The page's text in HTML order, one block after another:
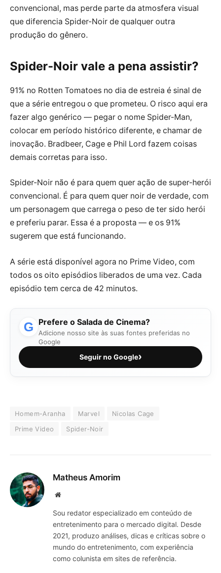
convencional, mas perde parte da atmosfera visual
que diferencia Spider-Noir de qualquer outra
produção do gênero.
Spider-Noir vale a pena assistir?
91% no Rotten Tomatoes no dia de estreia é sinal de
que a série entregou o que prometeu. O risco aqui era
fazer algo genérico — pegar o nome Spider-Man,
colocar em período histórico diferente, e chamar de
inovação. Bradbeer, Cage e Phil Lord fazem coisas
demais corretas para isso.
Spider-Noir não é para quem quer ação de super-herói
convencional. É para quem quer noir de verdade, com
um personagem que carrega o peso de ter sido herói
e preferiu parar. Essa é a proposta — e os 91%
sugerem que está funcionando.
A série está disponível agora no Prime Video, com
todos os oito episódios liberados de uma vez. Cada
episódio tem cerca de 42 minutos.
G Prefere o Salada de Cinema?
Adicione nosso site às suas fontes preferidas no
Google
Seguir no Google›
Homem-Aranha Marvel
Nicolas Cage
Prime Video
Spider-Noir
Matheus Amorim
Website
Sou redator especializado em conteúdo de
entretenimento para o mercado digital. Desde
2021, produzo análises, dicas e críticas sobre o
mundo do entretenimento, com experiência
como colunista em sites de referência.